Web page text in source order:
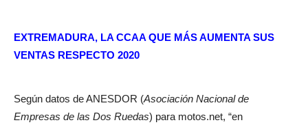
EXTREMADURA, LA CCAA QUE MÁS AUMENTA SUS
VENTAS RESPECTO 2020
Según datos de ANESDOR (Asociación Nacional de
Empresas de las Dos Ruedas) para motos.net, “en